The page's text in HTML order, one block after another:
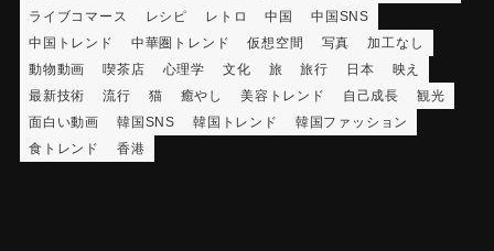
ライブコマース
レシピ レトロ 中国
中国SNS
中国トレンド
中華圏トレンド 仮想空間 写真
加工なし
動物動画
喫茶店 心理学 文化 旅 旅行 日本
映え
最新技術
流行 猫 癒やし 美容トレンド 自己成長
観光
面白い動画
韓国SNS 韓国トレンド
韓国ファッション
食トレンド
香港